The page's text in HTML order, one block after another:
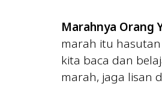
Marahnya Orang
marah itu hasutan
kita baca dan
marah, jaga lisan